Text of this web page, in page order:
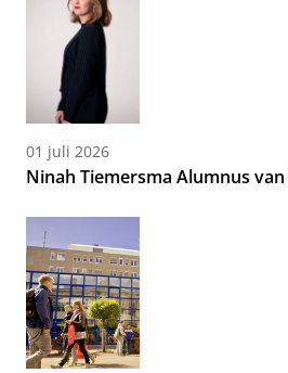
01 juli 2026
Ninah Tiemersma Alumnus van